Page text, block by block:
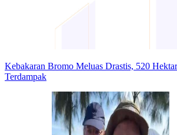
Kebakaran Bromo Meluas Drastis, 520
Terdampak